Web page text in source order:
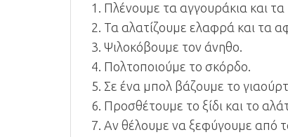
1. Πλένουμε τα αγγουράκια και
2. Τα αλατίζουμε ελαφρά και τα
3. Ψιλοκόβουμε τον άνηθο.
4. Πολτοποιούμε το σκόρδο.
5. Σε ένα μπολ βάζουμε το
6. Προσθέτουμε το ξίδι και το
7. Αν θέλουμε να ξεφύγουμε από